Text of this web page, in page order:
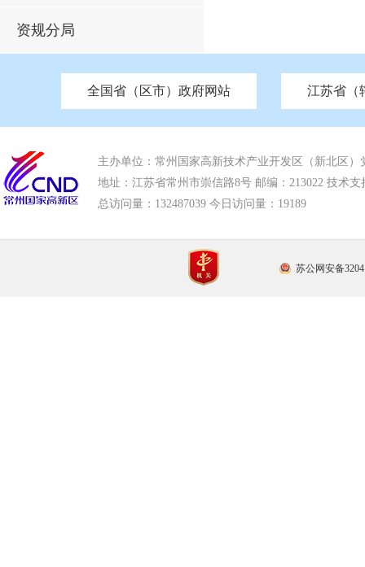
资规分局
全国省（区市）政府网站
北京 天津 重庆 河南 河北 山西
江苏省（
中国江苏 南京市政府 苏州市政府 无锡
市发改委 市工信局 市教育局 市科技局 市
市应急管理局 市审计局 市外事办 市生态
主办单位：常州国家高新技术产业开发区（新北区）
地址：江苏省常州市崇信路8号 邮编：213022 技术支
总访问量： 132487039 今日访问量： 19189
苏公网安备